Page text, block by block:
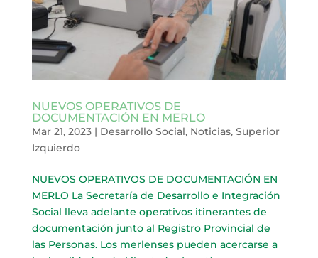
NUEVOS OPERATIVOS DE
DOCUMENTACIÓN EN MERLO
Mar 21, 2023| Desarrollo Social, Noticias, Superior
Izquierdo
NUEVOS OPERATIVOS DE DOCUMENTACIÓN EN
MERLO La Secretaría de Desarrollo e Integración
Social lleva adelante operativos itinerantes de
documentación junto al Registro Provincial de
las Personas. Los merlenses pueden acercarse a